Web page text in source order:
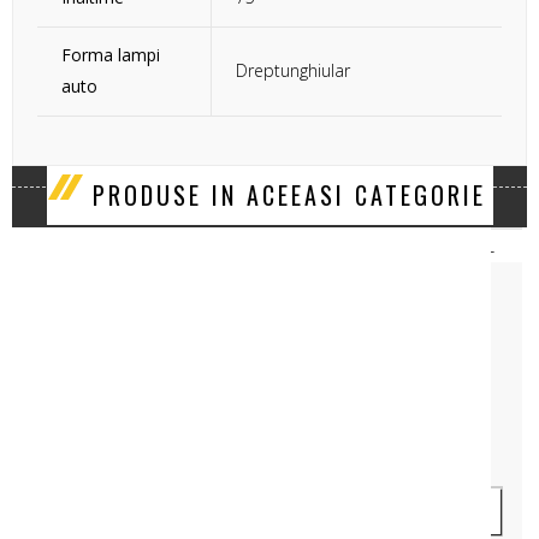
Forma lampi
auto
Dreptunghiular
PRODUSE IN ACEEASI CATEGORIE
‹ ›